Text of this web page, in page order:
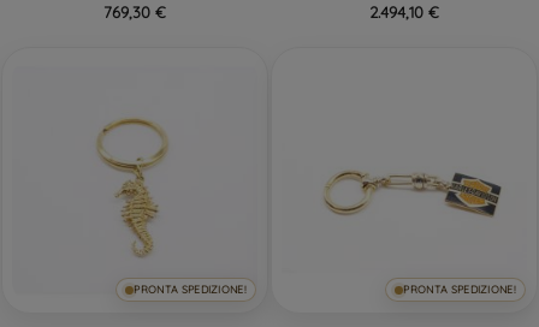
769,30 € 2.494,10 €
PRONTA SPEDIZIONE! PRONTA SPEDIZIONE!